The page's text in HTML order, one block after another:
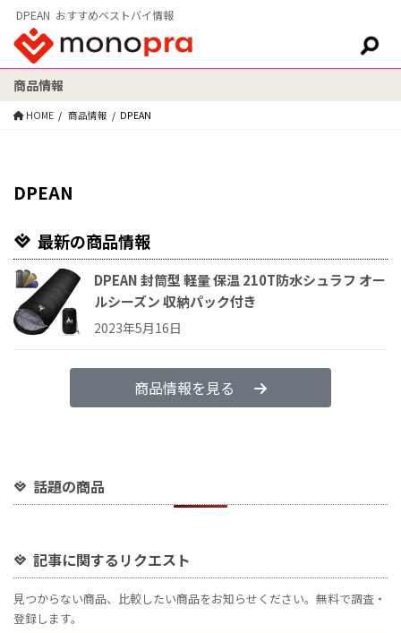
DPEAN おすすめベストバイ情報
検索:
商品情報
HOME 商品情報 DPEAN
DPEAN
最新の商品情報
DPEAN 封筒型 軽量 保温 210T防水シュラフ オー
ルシーズン 収納パック付き
2023年5月16日
商品情報を見る
話題の商品
記事に関するリクエスト
見つからない商品、比較したい商品をお知らせください。無料で調査・
登録します。